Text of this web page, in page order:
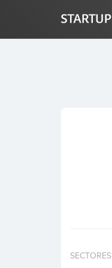
SECTORES